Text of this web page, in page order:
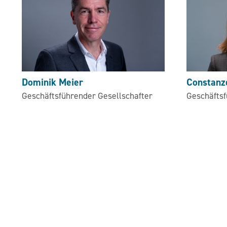
Dominik Meier
Geschäftsführender Gesellschafter